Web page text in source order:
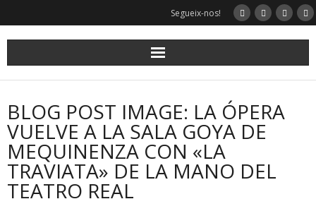
Segueix-nos!
BLOG POST IMAGE: LA ÓPERA
VUELVE A LA SALA GOYA DE
MEQUINENZA CON «LA
TRAVIATA» DE LA MANO DEL
TEATRO REAL